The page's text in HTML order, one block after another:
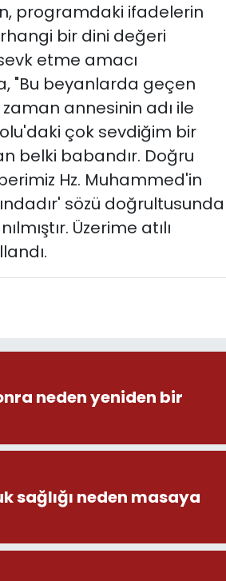
programdaki ifadelerin
bir dini değeri
etme amacı
"Bu beyanlarda geçen
annesinin adı ile
çok sevdiğim bir
belki babandır. Doğru
Hz. Muhammed'in
sözü doğrultusunda
Üzerime atılı
neden yeniden bir
sağlığı neden masaya